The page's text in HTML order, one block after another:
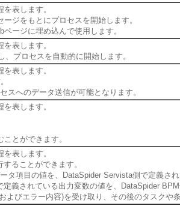
表します。
ジをもとにプロセスを開始します。
ージに埋め込んで使用します。
表します。
プロセスを自動的に開始します。
表します。
スへのデータ送信が可能となります。
表します。
とができます。
表します。
ることができます。
タ項目の値を、DataSpider Servista側で定義さ
義されている出力変数の値を、DataSpider
びエラー内容)を受け取り、その後のタスクや